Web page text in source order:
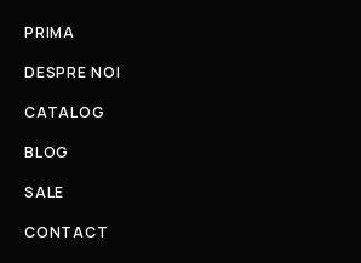
PRIMA
DESPRE NOI
CATALOG
BLOG
SALE
CONTACT